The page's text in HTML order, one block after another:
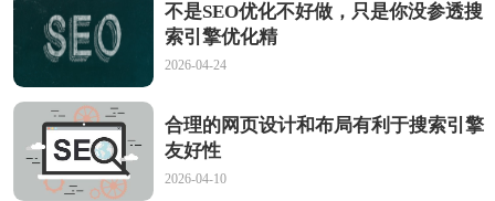
不是SEO优化不好做，只是你没参透搜
索引擎优化精
2026-04-24
合理的网页设计和布局有利于搜索引擎
友好性
2026-04-10